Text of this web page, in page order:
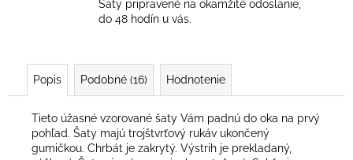
Šaty pripravené na okamžité odoslanie,
do 48 hodín u vás.
Popis Podobné (16) Hodnotenie
Tieto úžasné vzorované šaty Vám padnú do oka na prvý
pohľad. Šaty majú trojštvrťový rukáv ukončený
gumičkou. Chrbát je zakrytý. Výstrih je prekladaný,